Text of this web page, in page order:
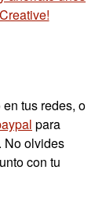
tus redes, o
para
No olvides
con tu